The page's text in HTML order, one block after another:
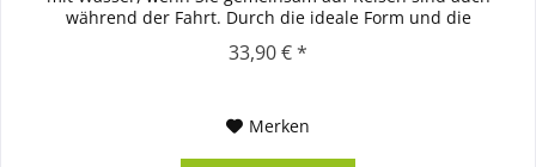
während der Fahrt. Durch die ideale Form und die
33,90 € *
Merken